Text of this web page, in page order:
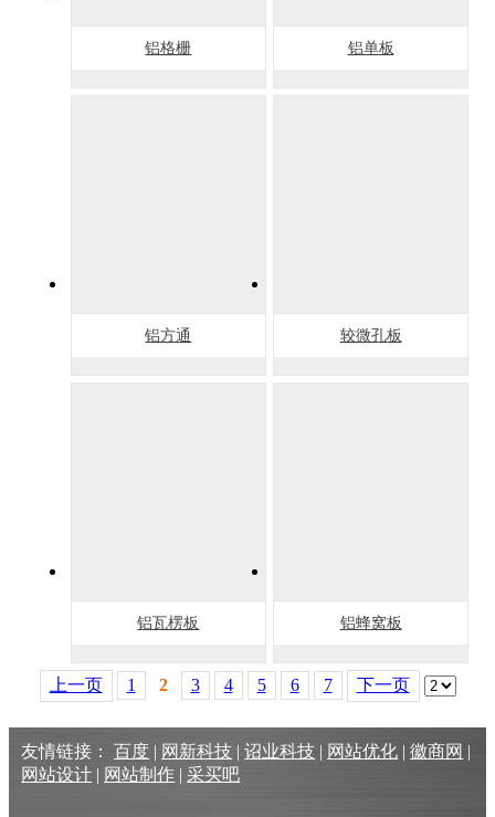
铝格栅 铝单板
铝方通 较微孔板
铝瓦楞板 铝蜂窝板
上一页 1 2 3 4 5 6 7 下一页
友情链接：百度 | 网新科技 |诏业科技 | 网站优化 |徽商网 |
网站设计 | 网站制作 |采买吧